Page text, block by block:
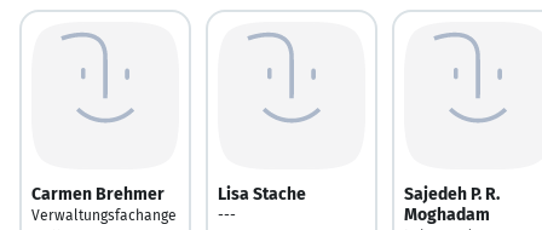
Carmen Brehmer
Verwaltungsfachange
Lisa Stache
---
Sajedeh P. R.
Moghadam